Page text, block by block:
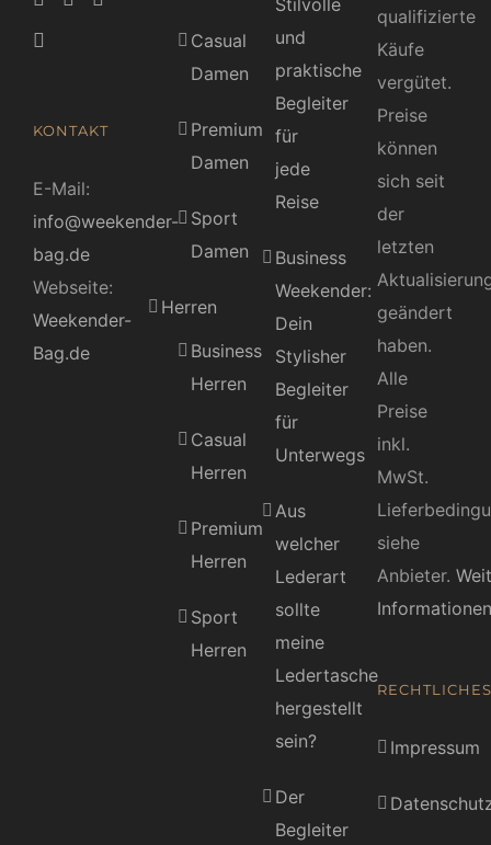
KONTAKT
E-Mail:
info@weekender-
bag.de
Webseite:
Weekender-
Bag.de
Casual
Damen
Premium
Damen
Sport
Damen
Herren
Business
Herren
Casual
Herren
Premium
Herren
Sport
Herren
Stilvolle
und
praktische
Begleiter
für
jede
Reise
Business
Weekender:
Dein
Stylisher
Begleiter
für
Unterwegs
Aus
welcher
Lederart
sollte
meine
Ledertasche
hergestellt
sein?
Der
Begleiter
qualifizierte
Käufe
vergütet.
Preise
können
sich seit
der
letzten
geändert
haben.
Alle
Preise
inkl.
MwSt.
siehe
Anbieter.
Informationen
RECHTLICHES
Impressum